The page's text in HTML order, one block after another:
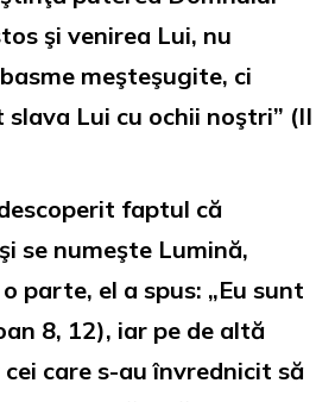
şi venirea Lui, nu
meşteşugite, ci
Lui cu ochii noştri” (II
faptul că
se numeşte Lumină,
parte, el a spus: „Eu sunt
8, 12), iar pe de altă
care s-au învrednicit să